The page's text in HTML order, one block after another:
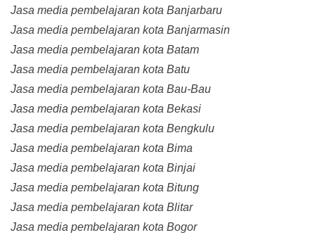
Jasa media pembelajaran kota Banjarbaru
Jasa media pembelajaran kota Banjarmasin
Jasa media pembelajaran kota Batam
Jasa media pembelajaran kota Batu
Jasa media pembelajaran kota Bau-Bau
Jasa media pembelajaran kota Bekasi
Jasa media pembelajaran kota Bengkulu
Jasa media pembelajaran kota Bima
Jasa media pembelajaran kota Binjai
Jasa media pembelajaran kota Bitung
Jasa media pembelajaran kota Blitar
Jasa media pembelajaran kota Bogor